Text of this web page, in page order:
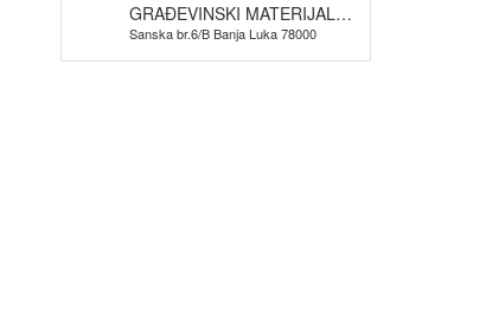
GRAĐEVINSKI MATERIJAL
BANJA LUKA TIM PROMET
DOO
Sanska br.6/B Banja Luka 78000